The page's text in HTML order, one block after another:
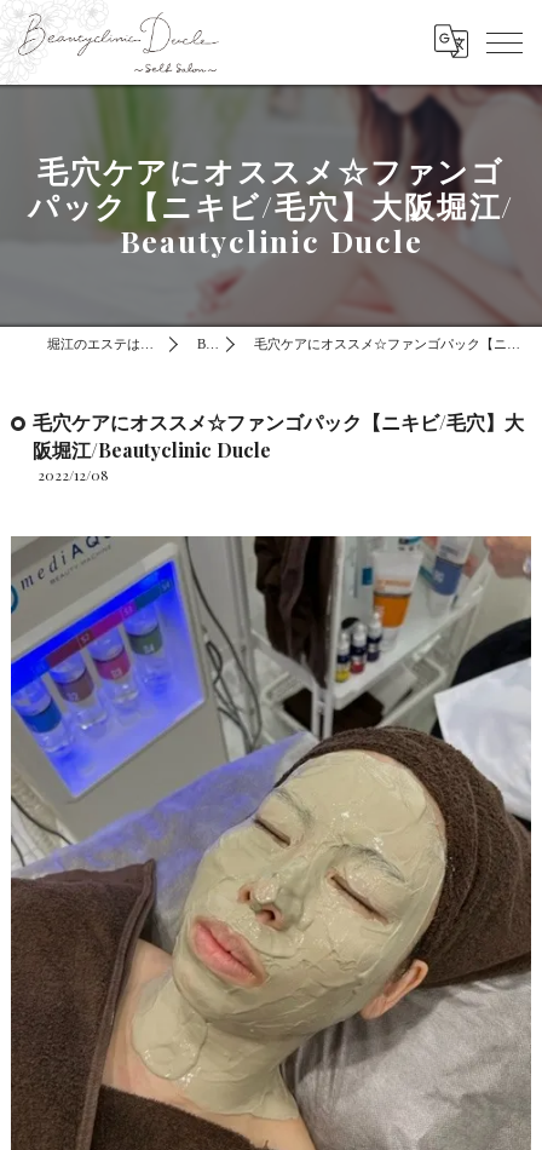
毛穴ケアにオススメ☆ファンゴ
パック【ニキビ/毛穴】大阪堀江/
Beautyclinic Ducle
BLOG 毛穴ケアにオススメ☆ファンゴパック【ニキビ/毛穴】大阪堀江/Beautyclinic Ducle
毛穴ケアにオススメ☆ファンゴパック【ニキビ/毛穴】大
阪堀江/Beautyclinic Ducle
2022/12/08